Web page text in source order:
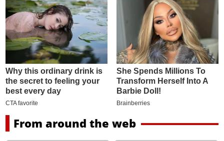
From around the web